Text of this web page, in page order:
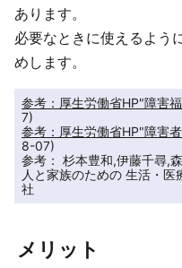
あります。
必要なときに使えるよう
めします。
参考：厚生労働省HP"障害
参考：厚生労働省HP"障害
8-07)
参考： 杉本豊和,伊藤千尋,
人と家族のための 生活・
社
メリット